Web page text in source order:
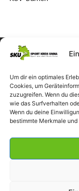
Um dir ein optimales
Cookies, um
zuzugreifen. Wenn du
wie das Surfverhalten
Wenn du deine
bestimmte Merkmale